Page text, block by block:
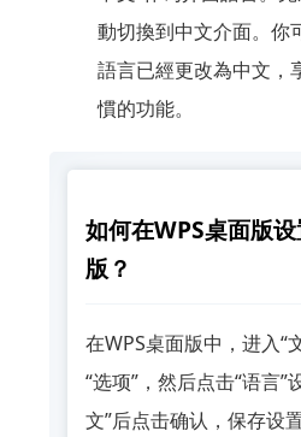
動切換到中文介面。你
語言已經更改為中文，
慣的功能。
如何在WPS桌面版
版？
在WPS桌面版中，进入“
“选项”，然后点击“语言”
文”后点击确认，保存设